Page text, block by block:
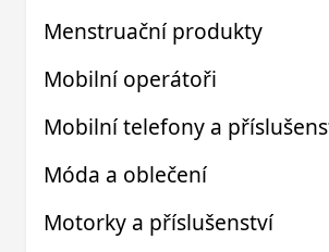
Menstruační produkty
Mobilní operátoři
Mobilní telefony a
Móda a oblečení
Motorky a příslušenství